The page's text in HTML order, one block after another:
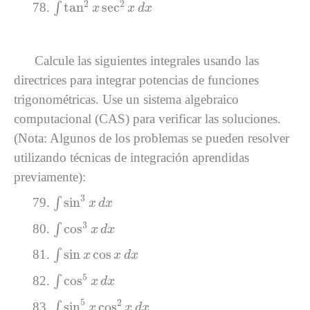
∫ tan2 x sec2 x dx
Calcule las siguientes integrales usando las
directrices para integrar potencias de funciones
trigonométricas. Use un sistema algebraico
computacional (CAS) para verificar las soluciones.
(Nota: Algunos de los problemas se pueden resolver
utilizando técnicas de integración aprendidas
previamente):
∫ sin3 x dx
sin x
∫ cos3 x dx
cos x
∫ sin x cos x dx
sin
∫ cos5 x dx
cos x
sin5 cos2
sin x xd